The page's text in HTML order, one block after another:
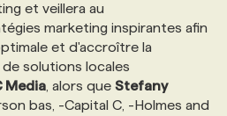
et veillera au
marketing inspirantes afin
et d'accroître la
solutions locales
Media , alors que Stefany
bas, -Capital C, -Holmes and